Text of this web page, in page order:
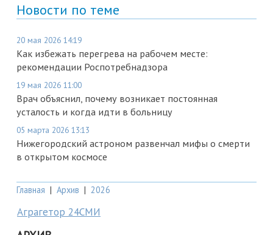
Новости по теме
20 мая 2026 14:19
Как избежать перегрева на рабочем месте:
рекомендации Роспотребнадзора
19 мая 2026 11:00
Врач объяснил, почему возникает постоянная
усталость и когда идти в больницу
05 марта 2026 13:13
Нижегородский астроном развенчал мифы о смерти
в открытом космосе
Главная | Архив | 2026
Аграгетор 24СМИ